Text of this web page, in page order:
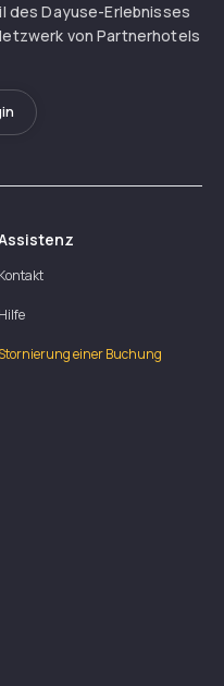
des Dayuse-Erlebnisses
von Partnerhotels
Kontakt
Hilfe
einer Buchung